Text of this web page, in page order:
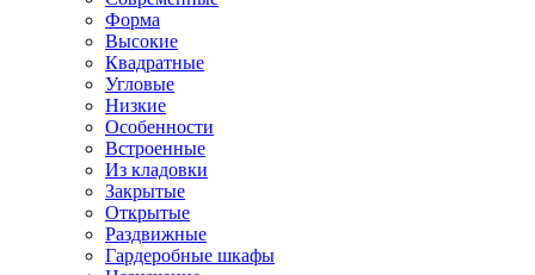
Форма
Высокие
Квадратные
Угловые
Низкие
Особенности
Встроенные
Из кладовки
Закрытые
Открытые
Раздвижные
Гардеробные шкафы